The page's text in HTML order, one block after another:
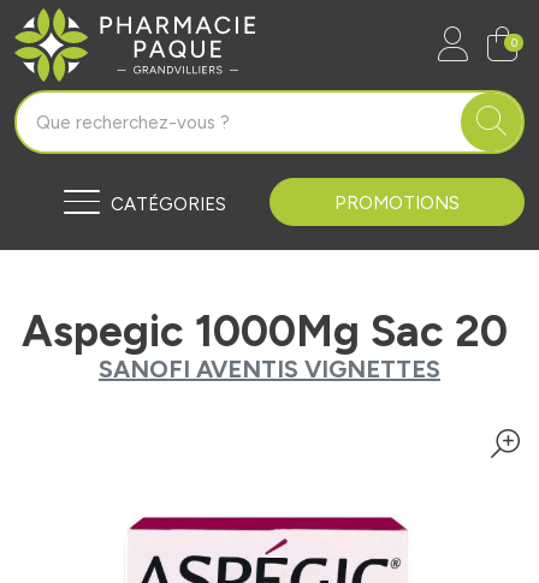
Pharmacie Paque Grandvilliers
0
CATÉGORIES PROMOTIONS
Aspegic 1000Mg Sac 20
SANOFI AVENTIS VIGNETTES